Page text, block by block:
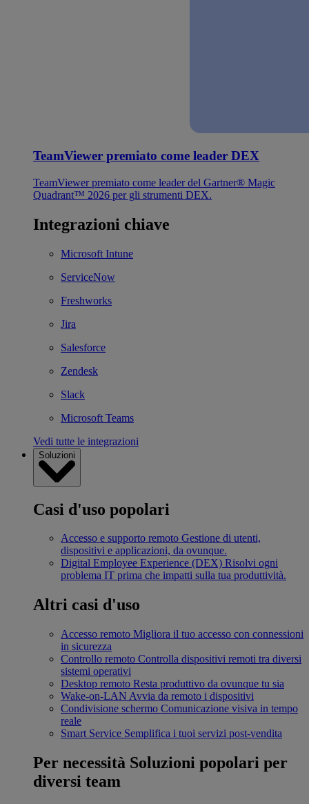
TeamViewer premiato come leader DEX
TeamViewer premiato come leader del Gartner® Magic
Quadrant™ 2026 per gli strumenti DEX.
Integrazioni chiave
Microsoft Intune
ServiceNow
Freshworks
Jira
Salesforce
Zendesk
Slack
Microsoft Teams
Vedi tutte le integrazioni
Soluzioni
Casi d'uso popolari
Accesso e supporto remoto Gestione di utenti,
dispositivi e applicazioni, da ovunque.
Digital Employee Experience (DEX) Risolvi ogni
problema IT prima che impatti sulla tua produttività.
Altri casi d'uso
Accesso remoto Migliora il tuo accesso con connessioni
in sicurezza
Controllo remoto Controlla dispositivi remoti tra diversi
sistemi operativi
Desktop remoto Resta produttivo da ovunque tu sia
Wake-on-LAN Avvia da remoto i dispositivi
Condivisione schermo Comunicazione visiva in tempo
reale
Smart Service Semplifica i tuoi servizi post-vendita
Per necessità Soluzioni popolari per
diversi team